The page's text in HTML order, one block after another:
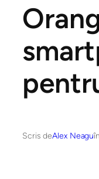
Scris deAlex Neagu